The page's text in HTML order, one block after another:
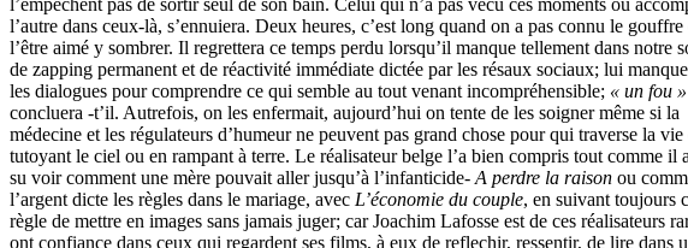
l’autre dans ceux-là, s’ennuiera. Deux heures, c’est long quand on a pas connu le
l’être aimé y sombrer. Il regrettera ce temps perdu lorsqu’il manque tellement dans notre
de zapping permanent et de réactivité immédiate dictée par les résaux sociaux; lui
les dialogues pour comprendre ce qui semble au tout venant incompréhensible; « un fou »
concluera -t’il. Autrefois, on les enfermait, aujourd’hui on tente de les soigner même si la
médecine et les régulateurs d’humeur ne peuvent pas grand chose pour qui traverse la vie
tutoyant le ciel ou en rampant à terre. Le réalisateur belge l’a bien compris tout comme il
su voir comment une mère pouvait aller jusqu’à l’infanticide- A perdre la raison ou
l’argent dicte les règles dans le mariage, avec L’économie du couple, en suivant toujours
règle de mettre en images sans jamais juger; car Joachim Lafosse est de ces réalisateurs
ont confiance dans ceux qui regardent ses films, à eux de reflechir, ressentir, de lire dans